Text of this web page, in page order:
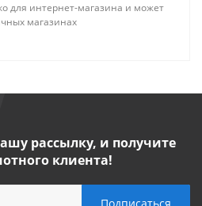
для интернет-магазина и может
магазинах
рассылку, и получите
клиента!